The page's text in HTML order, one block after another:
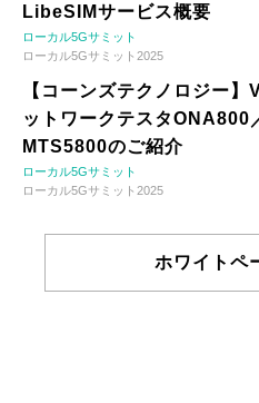
LibeSIMサービス概要
ローカル5Gサミット
ローカル5Gサミット2025
【コーンズテクノロジー
ットワークテスタONA800
MTS5800のご紹介
ローカル5Gサミット
ローカル5Gサミット2025
ホワイトペ